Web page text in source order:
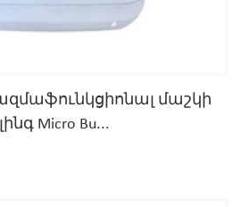
մաշկի
Micro Bu...